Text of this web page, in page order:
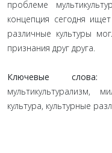
проблеме
концепция сегодня
различные культуры
признания друг друга.
Ключевые
мультикультурализм,
культура, культурные